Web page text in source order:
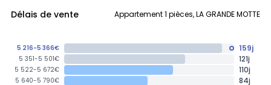
Délais de vente Appartement 1 pièces, LA GRANDE MOTTE
5 216-5 366€ 159j
5 351-5 501€ 121j
5 522-5 672€ 110j
5 640-5 790€ 84j